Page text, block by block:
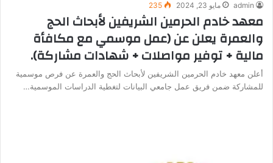
admin مايو 23, 2024 235
معهد خادم الحرمين الشريفين لأبحاث الحج
والعمرة يعلن عن (عمل موسمي مع مكافأة
مالية + توفير مواصلات + شهادات مشاركة).
أعلن معهد خادم الحرمين الشريفين لأبحاث الحج والعمرة عن فرص موسمية
للمشاركة ضمن فريق عمل جامعي البيانات لتغطية الدراسات الموسمية…